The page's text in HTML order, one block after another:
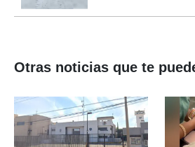
Otras noticias que te